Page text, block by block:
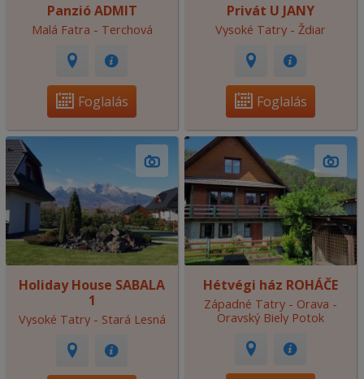
Panzió ADMIT
Malá Fatra - Terchová
Foglalás
Privát U JANY
Vysoké Tatry - Ždiar
Foglalás
Holiday House SABALA
1
Vysoké Tatry - Stará Lesná
Hétvégi ház ROHÁČE
Západné Tatry - Orava -
Oravský Biely Potok